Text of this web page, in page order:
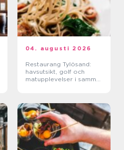
04. augusti 2026
Restaurang Tylösand:
havsutsikt, golf och
matupplevelser i samma